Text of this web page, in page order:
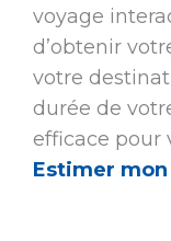
voyage
d’obtenir
votre
durée de
efficace pour
Estimer